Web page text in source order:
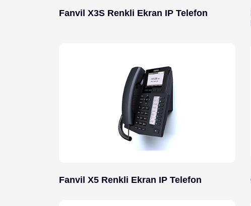
Fanvil X3S Renkli Ekran IP Telefon
Fanvil X5 Renkli Ekran IP Telefon